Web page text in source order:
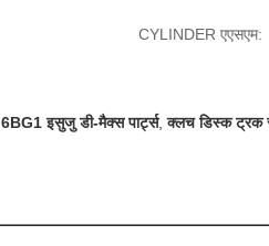
CYLINDER एएसएम:
6BG1 इसुजु डी-मैक्स पार्ट्स,क्लच डिस्क ट्रक